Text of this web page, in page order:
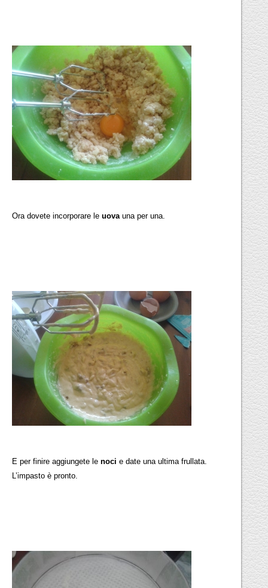
Ora dovete incorporare leuovauna per una.
E per finire aggiungete lenoci e date una ultima frullata.
L’impasto è pronto.